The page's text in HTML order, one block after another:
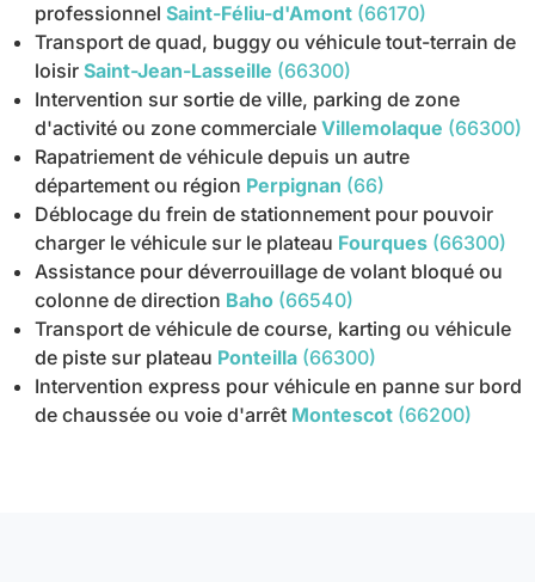
professionnel Saint-Féliu-d'Amont (66170)
Transport de quad, buggy ou véhicule tout-terrain de
loisir Saint-Jean-Lasseille (66300)
Intervention sur sortie de ville, parking de zone
d'activité ou zone commerciale Villemolaque (66300)
Rapatriement de véhicule depuis un autre
département ou région Perpignan (66)
Déblocage du frein de stationnement pour pouvoir
charger le véhicule sur le plateau Fourques (66300)
Assistance pour déverrouillage de volant bloqué ou
colonne de direction Baho (66540)
Transport de véhicule de course, karting ou véhicule
de piste sur plateau Ponteilla (66300)
Intervention express pour véhicule en panne sur bord
de chaussée ou voie d'arrêt Montescot (66200)